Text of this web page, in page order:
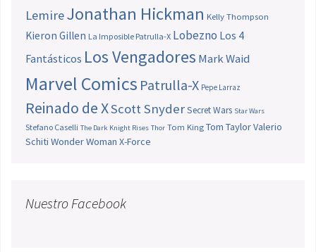
LemireJonathan Hickman Kelly Thompson
Kieron Gillen La Imposible Patrulla-X Lobezno Los 4
Fantásticos Los Vengadores Mark Waid
Marvel Comics Patrulla-X Pepe Larraz
Reinado de XScott SnyderSecret Wars Star Wars
Stefano Caselli The Dark Knight Rises Thor Tom King Tom TaylorValerio
Schiti Wonder Woman X-Force
Nuestro Facebook